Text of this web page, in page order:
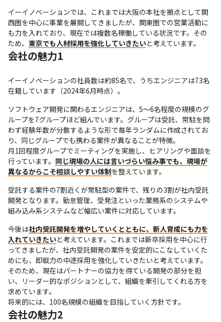
イーイノベーションでは、これまでは大阪の本社を拠点として関
西圏を中心に事業を展開してきましたが、関東圏での営業活動に
も力を入れており、現在では複数名稼働している状況です。その
ため、 東京でも人材採用を強化していきたいと考えています。
会社の魅力1
イーイノベーションの社員数は約85名で、うちエンジニアは73名
在籍しています（2024年6月時点）。
ソフトウェア開発に関わるエンジニアは、5～6名程度の規模のグ
ループを7グループほど組んでいます。グループは受託、常駐を問
わず経験年数が分散するような形で毎年ランダムに作成されてお
り、同じグループでも携わる案件が異なることが特徴。
月1回程度グループでミーティングを実施し、ヒアリングや面談を
行っています。 同じ現場の人には言いづらい悩み事でも、現場が
異なるからこそ相談しやすい体制を整えています。
受託する案件の7割近くが常駐型の案件で、残りの3割が社内受託
開発となります。勤怠管理、受発注といった業務系のシステムや
組み込み系システムなど幅広い案件に対応しています。
今後は社内受託開発を増やしていくとともに、新人育成にも力を
入れていきたいと考えています。これまでは新卒採用を中心に行
ってきましたが、社内受託開発の案件を安定的にこなしていくた
めにも、即戦力の中途採用を強化していきたいと考えています。
そのため、現在はパートナーの協力を得ている開発の部分を担
い、リーダー的なポジションとして、組織を牽引してくれる方を
求めています。
将来的には、100名規模の組織を目指していく方針です。
会社の魅力2